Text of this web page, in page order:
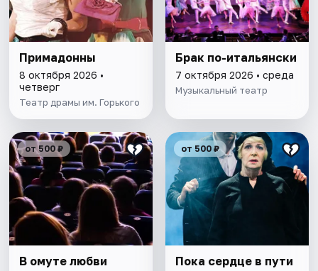
Примадонны
8 октября 2026 •
четверг
Театр драмы им. Горького
Брак по-итальянски
7 октября 2026 • среда
Музыкальный театр
от 500 ₽
В омуте любви
от 500 ₽
Пока сердце в пути